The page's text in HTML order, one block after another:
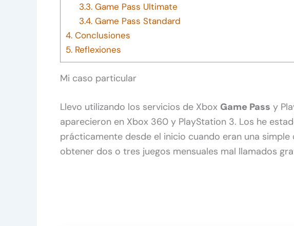
3.3.Game Pass Ultimate
3.4.Game Pass Standard
4. Conclusiones
5. Reflexiones
Mi caso particular
Llevo utilizando los servicios de Xbox Game Pass y
aparecieron en Xbox 360 y PlayStation 3. Los he
prácticamente desde el inicio cuando eran una
obtener dos o tres juegos mensuales mal llamados